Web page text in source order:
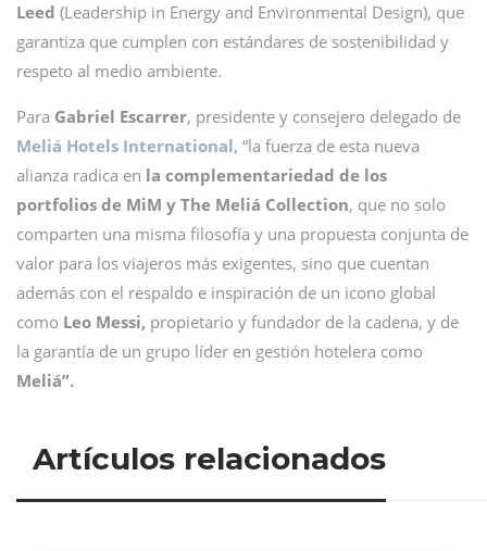
Leed (Leadership in Energy and Environmental Design), que
garantiza que cumplen con estándares de sostenibilidad y
respeto al medio ambiente.
Para Gabriel Escarrer, presidente y consejero delegado de
Meliá Hotels International, “la fuerza de esta nueva
alianza radica en la complementariedad de los
portfolios de MiM y The Meliá Collection, que no solo
comparten una misma filosofía y una propuesta conjunta de
valor para los viajeros más exigentes, sino que cuentan
además con el respaldo e inspiración de un icono global
como Leo Messi, propietario y fundador de la cadena, y de
la garantía de un grupo líder en gestión hotelera como
Meliá”.
Artículos relacionados